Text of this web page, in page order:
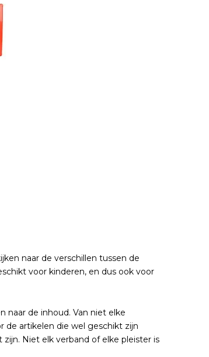
naar de verschillen tussen de
voor kinderen, en dus ook voor
naar de inhoud. Van niet elke
de artikelen die wel geschikt zijn
Niet elk verband of elke pleister is